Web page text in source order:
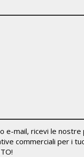
e-mail, ricevi le nostre
commerciali per i